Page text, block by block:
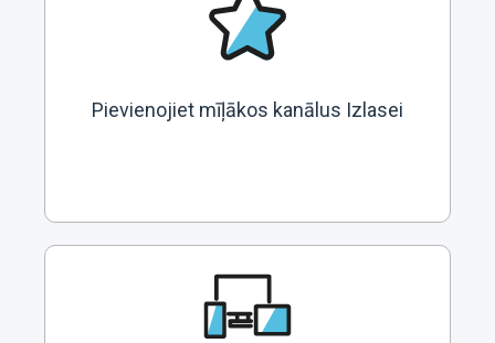
Pievienojiet mīļākos kanālus Izlasei